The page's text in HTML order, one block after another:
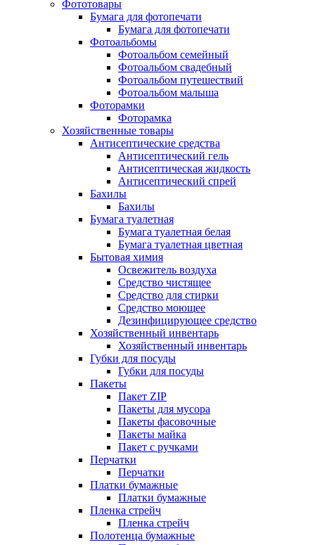
Фототовары
Бумага для фотопечати
Бумага для фотопечати
Фотоальбомы
Фотоальбом семейный
Фотоальбом свадебный
Фотоальбом путешествий
Фотоальбом малыша
Фоторамки
Фоторамка
Хозяйственные товары
Антисептические средства
Антисептический гель
Антисептическая жидкость
Антисептический спрей
Бахилы
Бахилы
Бумага туалетная
Бумага туалетная белая
Бумага туалетная цветная
Бытовая химия
Освежитель воздуха
Средство чистящее
Средство для стирки
Средство моющее
Дезинфицирующее средство
Хозяйственный инвентарь
Хозяйственный инвентарь
Губки для посуды
Губки для посуды
Пакеты
Пакет ZIP
Пакеты для мусора
Пакеты фасовочные
Пакеты майка
Пакет с ручками
Перчатки
Перчатки
Платки бумажные
Платки бумажные
Пленка стрейч
Пленка стрейч
Полотенца бумажные